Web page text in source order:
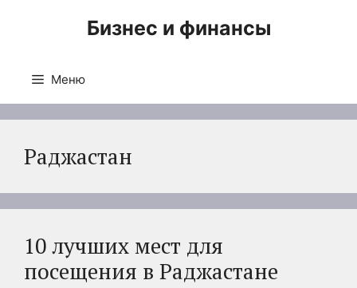
Бизнес и финансы
Меню
Раджастан
10 лучших мест для
посещения в Раджастане